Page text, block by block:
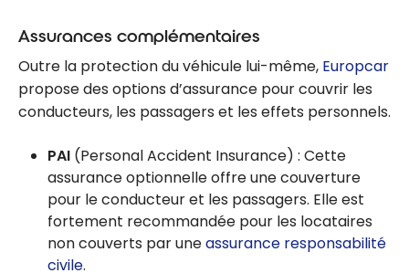
Assurances complémentaires
Outre la protection du véhicule lui-même, Europcar
propose des options d’assurance pour couvrir les
conducteurs, les passagers et les effets personnels.
PAI (Personal Accident Insurance) : Cette
assurance optionnelle offre une couverture
pour le conducteur et les passagers. Elle est
fortement recommandée pour les locataires
non couverts par uneassurance responsabilité
civile.